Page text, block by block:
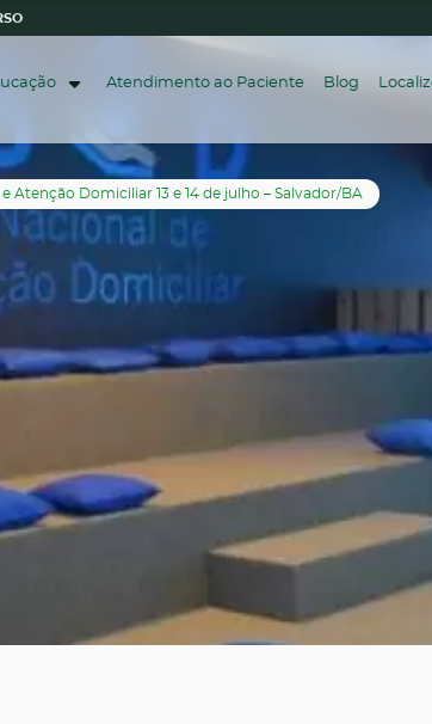
Atendimento ao Paciente Blog
Atenção Domiciliar 13 e 14 de julho – Salvador/BA